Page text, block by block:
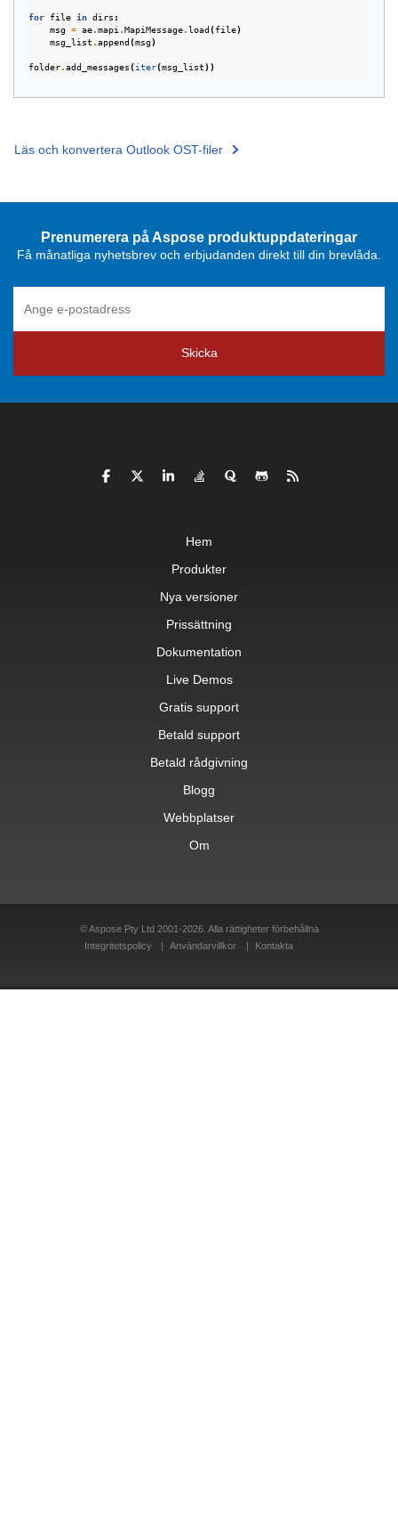
for file in dirs :
msg = ae.mapi .MapiMessage.load(file)
msg_list .append(msg)
folder.add_messages(iter(msg_list))
Läs och konvertera Outlook OST-filer
Prenumerera på Aspose produktuppdateringar
Få månatliga nyhetsbrev och erbjudanden direkt till din brevlåda.
Skicka
Hem
Produkter
Nya versioner
Prissättning
Dokumentation
Live Demos
Gratis support
Betald support
Betald rådgivning
Blogg
Webbplatser
Om
© Aspose Pty Ltd 2001-2026. Alla rättigheter förbehållna
Integritetspolicy
Användarvillkor Kontakta